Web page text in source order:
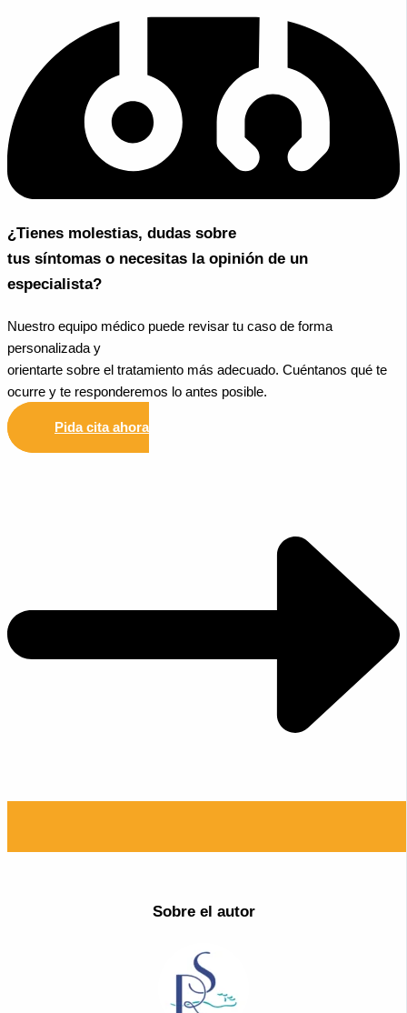
¿Tienes molestias, dudas sobre
tus síntomas o necesitas la opinión de un
especialista?
Nuestro equipo médico puede revisar tu caso de forma
personalizada y
orientarte sobre el tratamiento más adecuado. Cuéntanos qué te
ocurre y te responderemos lo antes posible.
Pida cita ahora
Sobre el autor